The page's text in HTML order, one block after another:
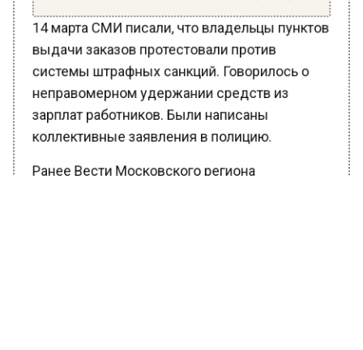
14 марта СМИ писали, что владельцы пунктов
выдачи заказов протестовали против
системы штрафных санкций. Говорилось о
неправомерном удержании средств из
зарплат работников. Были написаны
коллективные заявления в полицию.
Ранее Вести Московского региона